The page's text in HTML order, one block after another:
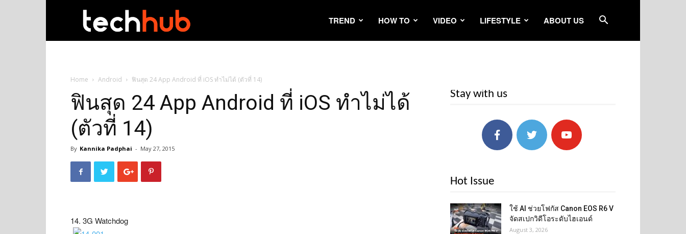
TREND HOW TO VIDEO LIFESTYLE ABOUT US
Home Android ฟินสุด 24 App Android ที่ iOS ทำไม่ได้ (ตัวที่ 14)
ฟินสุด 24 App Android ที่ iOS ทำไม่ได้
(ตัวที่ 14)
By Kannika Padphai - May 27, 2015
14. 3G Watchdog
Stay with us
Hot Issue
ใช้ AI ช่วยโฟกัส Canon EOS R6 V
จัดสเปกวิดีโอระดับไฮเอนด์
August 3, 2026